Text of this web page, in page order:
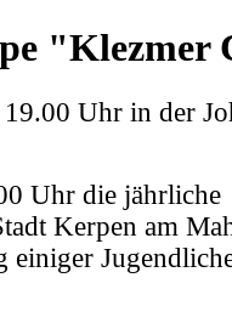
Uhr in der
Uhr die jährliche
Kerpen am